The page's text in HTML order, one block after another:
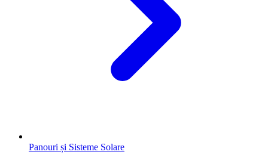
Panouri și Sisteme Solare